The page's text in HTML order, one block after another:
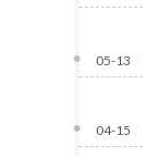
05-13
04-15